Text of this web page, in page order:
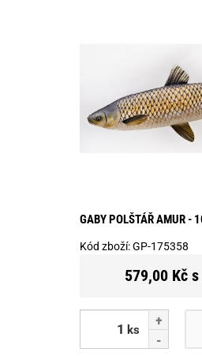
GABY POLŠTÁŘ AMUR -
Kód zboží:GP-175358
579,00 Kč s
ks